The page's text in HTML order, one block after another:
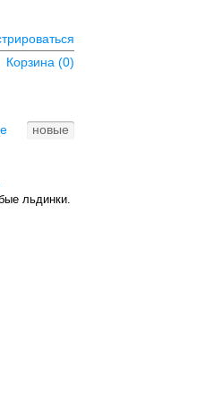
Корзина (0)
новые
льдинки.